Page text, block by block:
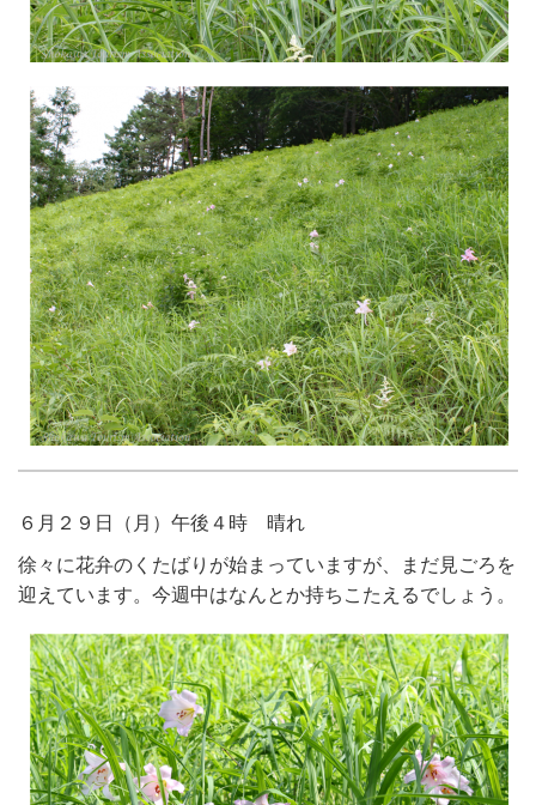
６月２９日（月）午後４時 晴れ
徐々に花弁のくたばりが始まっていますが、まだ見ごろを
迎えています。今週中はなんとか持ちこたえるでしょう。